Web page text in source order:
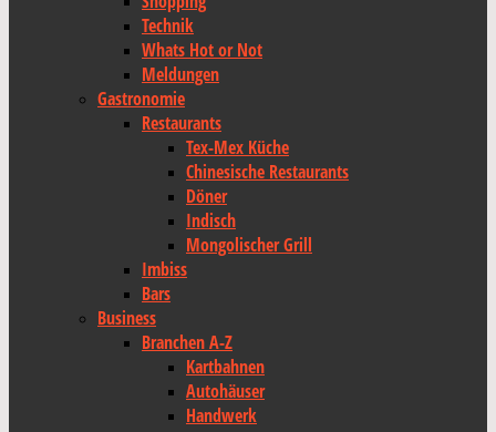
Technik
Whats Hot or Not
Meldungen
Gastronomie
Restaurants
Tex-Mex Küche
Chinesische Restaurants
Döner
Indisch
Mongolischer Grill
Imbiss
Bars
Business
Branchen A-Z
Kartbahnen
Autohäuser
Handwerk